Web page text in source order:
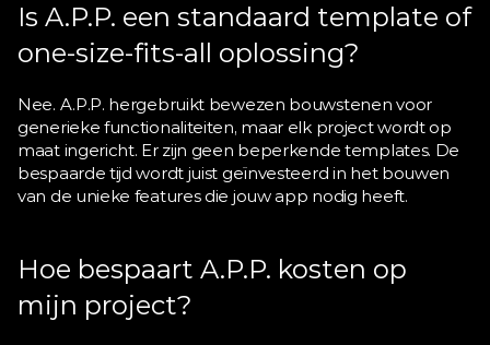
Is A.P.P. een standaard template of
one-size-fits-all oplossing?
Nee. A.P.P. hergebruikt bewezen bouwstenen voor
generieke functionaliteiten, maar elk project wordt op
maat ingericht. Er zijn geen beperkende templates. De
bespaarde tijd wordt juist geïnvesteerd in het bouwen
van de unieke features die jouw app nodig heeft.
Hoe bespaart A.P.P. kosten op
mijn project?